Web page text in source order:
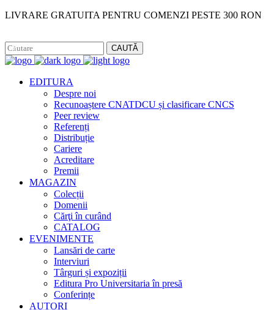
LIVRARE GRATUITA PENTRU COMENZI PESTE 300 RON
CAUTĂ
EDITURA
Despre noi
Recunoaștere CNATDCU și clasificare CNCS
Peer review
Referenți
Distribuție
Cariere
Acreditare
Premii
MAGAZIN
Colecții
Domenii
Cărţi în curând
CATALOG
EVENIMENTE
Lansări de carte
Interviuri
Târguri și expoziții
Editura Pro Universitaria în presă
Conferințe
AUTORI